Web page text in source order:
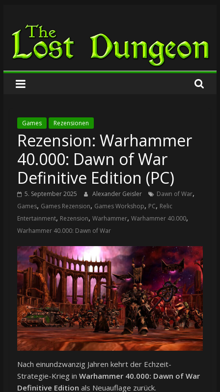
springen
The
Lost
Dungeon
Games Rezensionen
Rezension: Warhammer
40.000: Dawn of War
Definitive Edition (PC)
5. September 2025 Alexander Geisler Dawn of War,
Games, Games Rezension, Games Workshop, PC, Relic
Entertainment, Rezension, Warhammer, Warhammer 40.000,
Warhammer 40.000: Dawn of War
Nach einundzwanzig Jahren kehrt der Echzeit-
Strategie-Krieg in Warhammer 40.000: Dawn of War
Definitive Edition als Neuauflage zurück.